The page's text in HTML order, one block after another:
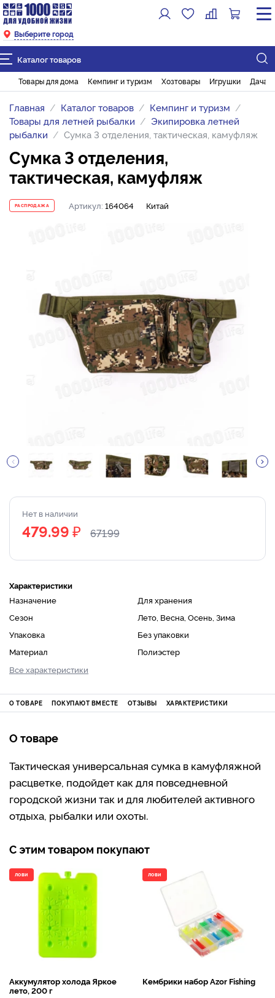
Выберите город
Каталог товаров
Товары для дома Кемпинг и туризм Хозтовары Игрушки Дача
Главная Каталог товаров
Кемпинг и туризм
Товары для летней рыбалки
Экипировка летней
рыбалки
Сумка 3 отделения, тактическая, камуфляж
Сумка 3 отделения,
тактическая, камуфляж
РАСПРОДАЖА Артикул: 164064 Китай
Нет в наличии
479.99₽ 671.99
Характеристики
Назначение
Для хранения
Сезон
Лето, Весна, Осень, Зима
Упаковка
Без упаковки
Материал
Полиэстер
Все характеристики
О ТОВАРЕ ПОКУПАЮТ ВМЕСТЕ ОТЗЫВЫ ХАРАКТЕРИСТИКИ
О товаре
Тактическая универсальная сумка в камуфляжной
расцветке, подойдет как для повседневной
городской жизни так и для любителей активного
отдыха, рыбалки или охоты.
С этим товаром покупают
ЛОВИ
Аккумулятор холода Яркое
лето, 200 г
ЛОВИ
Кембрики набор Azor Fishing